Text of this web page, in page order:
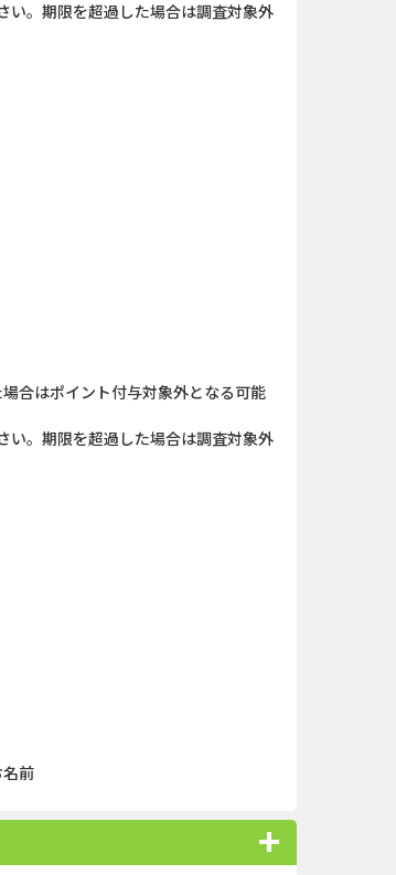
い。期限を超過した場合は調査対象外
合はポイント付与対象外となる可能
い。期限を超過した場合は調査対象外
前